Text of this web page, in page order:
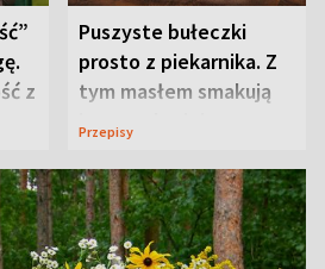
z
Puszyste bułeczki
prosto z piekarnika. Z
tym masłem smakują
jeszcze lepiej
Przepisy